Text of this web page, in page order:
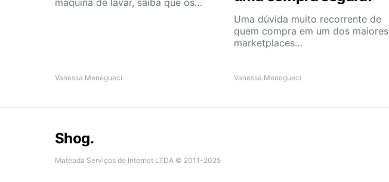
máquina de lavar, saiba que os…
Vanessa Menegueci
Uma dúvida muito recorrente de
quem compra em um dos maiores
marketplaces…
Vanessa Menegueci
Shog.
Mateada Serviços de Internet LTDA © 2011-2025